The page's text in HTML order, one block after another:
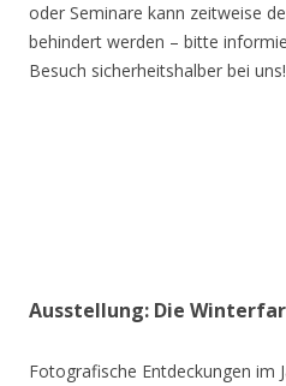
oder Seminare kann zeitweise
behindert werden – bitte
Besuch sicherheitshalber bei
Ausstellung: Die
Fotografische Entdeckungen im